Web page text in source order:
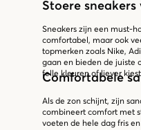
Stoere sneakers
Sneakers zijn een must-
comfortabel, maar ook
topmerken zoals Nike,
gaan en bieden de juiste
felle kleuren of liever
Comfortabele
Als de zon schijnt, zijn
combineert comfort met
voeten de hele dag fris